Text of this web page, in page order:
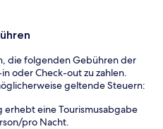
die folgenden Gebühren der
oder Check-out zu zahlen.
geltende Steuern:
erhebt eine Tourismusabgabe
pro Nacht.